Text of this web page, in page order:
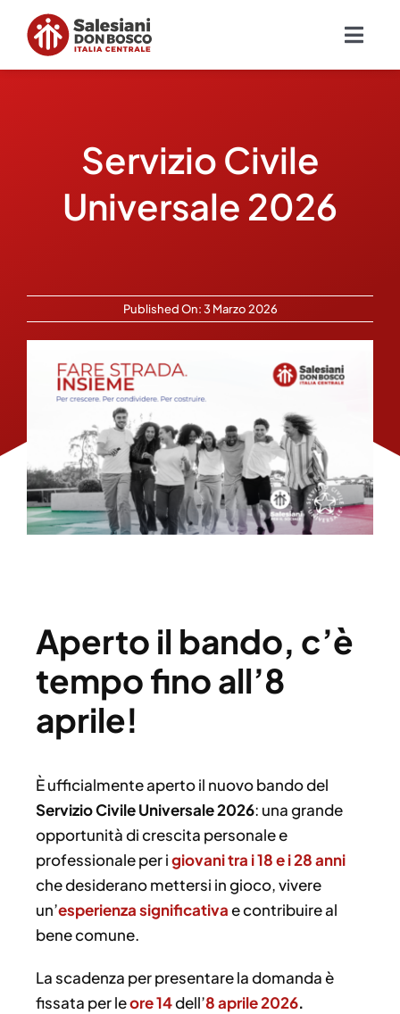
contenuto
Blog
Contatti
Servizio Civile
Universale 2026
Published On: 3 Marzo 2026
Aperto il bando, c’è
tempo fino all’8
aprile!
È ufficialmente aperto il nuovo bando del
Servizio Civile Universale 2026: una grande
opportunità di crescita personale e
professionale per igiovani tra i 18 e i 28 anni
che desiderano mettersi in gioco, vivere
un’esperienza significativae contribuire al
bene comune.
La scadenza per presentare la domanda è
fissata per leore 14dell’8 aprile 2026.